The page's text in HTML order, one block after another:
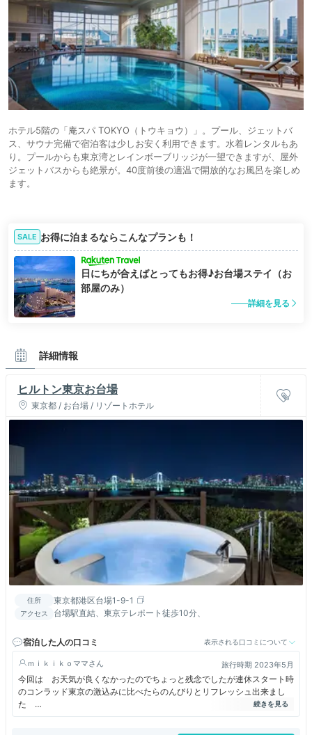
ホテル5階の「庵スパ TOKYO（トウキョウ）」。プール、ジェットバ
ス、サウナ完備で宿泊客は少しお安く利用できます。水着レンタルもあ
り。プールからも東京湾とレインボーブリッジが一望できますが、屋外
ジェットバスからも絶景が。40度前後の適温で開放的なお風呂を楽しめ
ます。
SALE お得に泊まるならこんなプランも！
日にちが合えばとってもお得♪お台場ステイ（お
部屋のみ）
詳細を見る
詳細情報
ヒルトン東京お台場
東京都 / お台場 / リゾートホテル
住所 東京都港区台場1-9-1
アクセス 台場駅直結、東京テレポート徒歩10分、
宿泊した人の口コミ 表示される口コミについて
ｍｉｋｉｋｏママ 旅行時期 2023年5月
今回は お天気が良くなかったのでちょっと残念でしたが連休スタート時
のコンラッド東京の激込みに比べたらのんびりとリフレッシュ出来まし
た
ただ 残念ながら スパ周辺の改装修理のために 使えなかったのが残念